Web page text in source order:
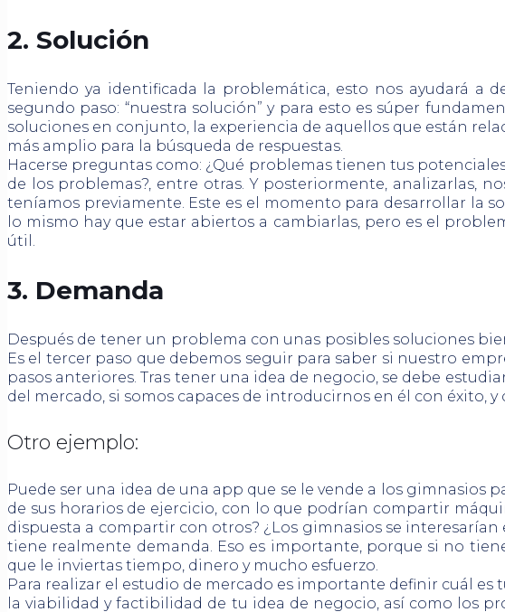
2. Solución
Teniendo ya identificada la problemática, esto nos ayudará a
segundo paso: “nuestra solución” y para esto es súper
soluciones en conjunto, la experiencia de aquellos que están
más amplio para la búsqueda de respuestas.
Hacerse preguntas como: ¿Qué problemas tienen tus
de los problemas?, entre otras. Y posteriormente, analizarlas,
teníamos previamente. Este es el momento para desarrollar la
lo mismo hay que estar abiertos a cambiarlas, pero es el
útil.
3. Demanda
Después de tener un problema con unas posibles soluciones
Es el tercer paso que debemos seguir para saber si nuestro
pasos anteriores. Tras tener una idea de negocio, se debe
del mercado, si somos capaces de introducirnos en él con éxito,
Otro ejemplo:
Puede ser una idea de una app que se le vende a los
de sus horarios de ejercicio, con lo que podrían compartir
dispuesta a compartir con otros? ¿Los gimnasios se
tiene realmente demanda. Eso es importante, porque si no
que le inviertas tiempo, dinero y mucho esfuerzo.
Para realizar el estudio de mercado es importante definir cuál
la viabilidad y factibilidad de tu idea de negocio, así como los